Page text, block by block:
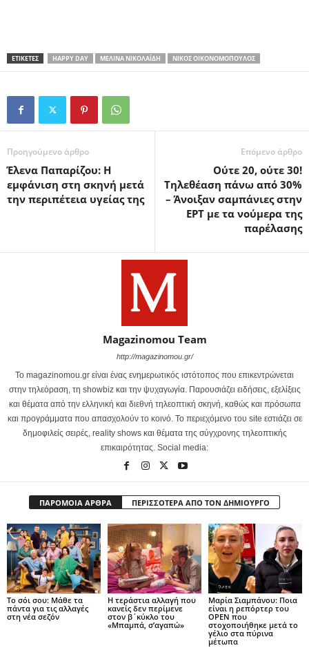
ΕΤΙΚΕΤΕΣ HAPPY DAY ΜΕΛΊΝΑ ΝΙΚΟΛΑΪ́ΔΗ ΝΊΚΟΣ ΟΙΚΟΝΟΜΌΠΟΥΛΟΣ
Προηγούμενο άρθρο
Έλενα Παπαρίζου: Η
εμφάνιση στη σκηνή μετά
την περιπέτεια υγείας της
Επόμενο άρθρο
Ούτε 20, ούτε 30!
Τηλεθέαση πάνω από 30%
– Άνοιξαν σαμπάνιες στην
ΕΡΤ με τα νούμερα της
παρέλασης
Magazinomou Team
http://magazinomou.gr/
Το magazinomou.gr είναι ένας ενημερωτικός ιστότοπος που επικεντρώνεται
στην τηλεόραση, τη showbiz και την ψυχαγωγία. Παρουσιάζει ειδήσεις, εξελίξεις
και θέματα από την ελληνική και διεθνή τηλεοπτική σκηνή, καθώς και πρόσωπα
και προγράμματα που απασχολούν το κοινό. Το περιεχόμενο του site εστιάζει σε
δημοφιλείς σειρές, reality shows και θέματα της σύγχρονης τηλεοπτικής
επικαιρότητας. Social media:
ΠΑΡΟΜΟΙΑ ΑΡΘΡΑ ΠΕΡΙΣΣΟΤΕΡΑ ΑΠΟ ΤΟΝ ΔΗΜΙΟΥΡΓΟ
Το σόι σου: Μάθε τα
πάντα για τις αλλαγές
στη νέα σεζόν
Η τεράστια αλλαγή που
κανείς δεν περίμενε
στον β΄κύκλο του
«Μπαμπά, σ’αγαπώ»
Μαρία Σιαμπάνου: Ποια
είναι η ρεπόρτερ του
OPEN που
στοχοποιήθηκε μετά το
γέλιο στα πύρινα
μέτωπα